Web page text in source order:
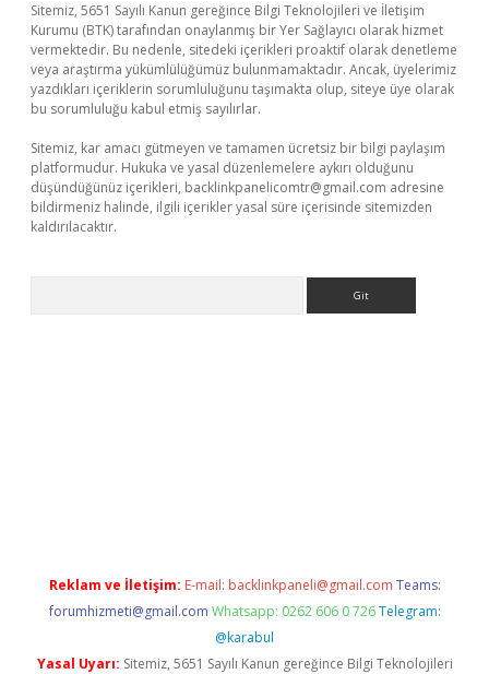
Sitemiz, 5651 Sayılı Kanun gereğince Bilgi Teknolojileri ve İletişim
Kurumu (BTK) tarafından onaylanmış bir Yer Sağlayıcı olarak hizmet
vermektedir. Bu nedenle, sitedeki içerikleri proaktif olarak denetleme
veya araştırma yükümlülüğümüz bulunmamaktadır. Ancak, üyelerimiz
yazdıkları içeriklerin sorumluluğunu taşımakta olup, siteye üye olarak
bu sorumluluğu kabul etmiş sayılırlar.
Sitemiz, kar amacı gütmeyen ve tamamen ücretsiz bir bilgi paylaşım
platformudur. Hukuka ve yasal düzenlemelere aykırı olduğunu
düşündüğünüz içerikleri, backlinkpanelicomtr@gmail.com adresine
bildirmeniz halinde, ilgili içerikler yasal süre içerisinde sitemizden
kaldırılacaktır.
Reklam ve İletişim: E-mail: backlinkpaneli@gmail.com Teams:
forumhizmeti@gmail.com Whatsapp: 0262 606 0 726 Telegram:
@karabul
Yasal Uyarı: Sitemiz, 5651 Sayılı Kanun gereğince Bilgi Teknolojileri